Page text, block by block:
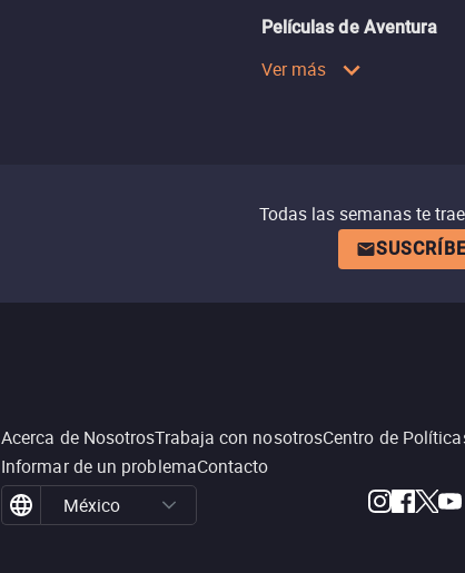
Películas de Aventura
Ver más
Todas las semanas te
Acerca de NosotrosTrabaja con nosotrosCentro de
Informar de un problemaContacto
México